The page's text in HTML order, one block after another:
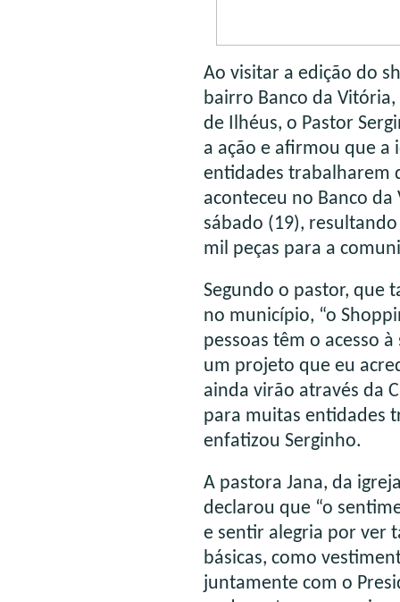
Ao visitar a edição do
bairro Banco da
de Ilhéus, o Pastor
a ação e afirmou que a
entidades trabalharem
aconteceu no Banco
sábado (19),
mil peças para a
Segundo o pastor, que
no município, “o
pessoas têm o acesso
um projeto que eu
ainda virão através da
para muitas entidades
enfatizou Serginho.
A pastora Jana, da
declarou que “o
e sentir alegria por ver
básicas, como
juntamente com o